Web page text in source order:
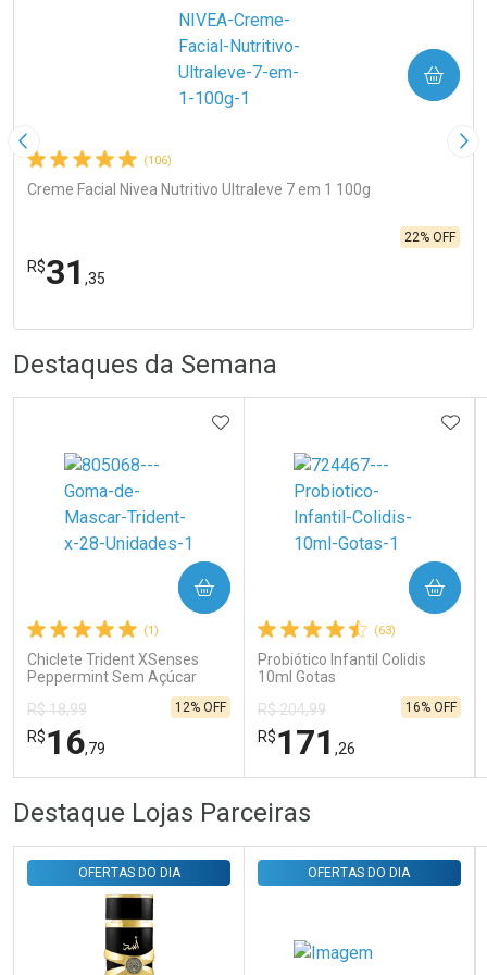
Imagem Anterior
(106)
Creme Facial Nivea Nutritivo Ultraleve 7 em 1 100g
R$31 ,35
22% OFF
COMPRAR
Laboratório
Ativar Desconto
Comprar sem Desconto
Por R$ 31,35/cada
Por Menos
Comprar sem Desconto
Por R$ 31,35/cada
Destaques da Semana
(1)
Chiclete Trident XSenses
Peppermint Sem Açúcar
R$ 18,99
R$16,79
12% OFF
ADICIONAR AOS FAVORITOS
COMPRAR
FECHAR
Laboratório
FECHAR
Por Menos
(63)
Probiótico Infantil Colidis
10ml Gotas
R$ 204,99
R$171 ,26
16% OFF
COMPRAR
Por Menos
Destaque Lojas Parceiras
OFERTAS DO DIA OFERTAS DO DIA